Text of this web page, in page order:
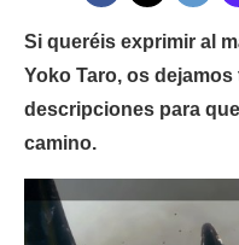
Si queréis exprimir al
Yoko Taro, os
descripciones para
camino.